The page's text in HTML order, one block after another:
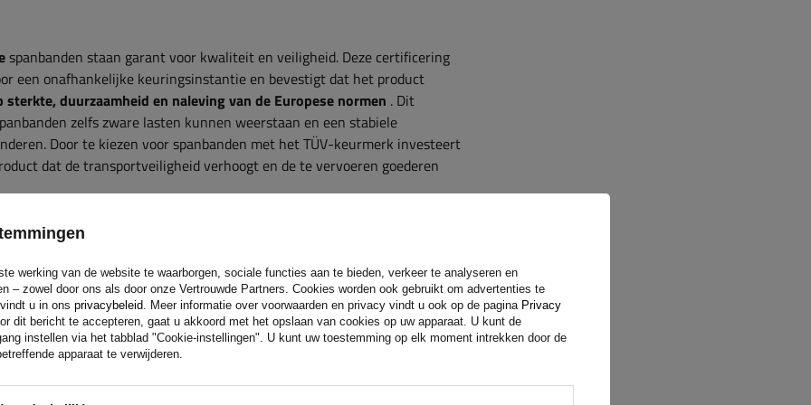
spanbanden staan ​​garant voor kwaliteit en veiligheid. Deze certificering
een onafhankelijke keuringsinstantie en bevestigt dat het product
sterkte, duurzaamheid en naleving van de Europese normen . Dit
zelfs zware lasten kunnen weerstaan ​​en een stabiele
Door te kiezen voor spanbanden met het TÜV-keurmerk investeert
dat de transportveiligheid verhoogt en de te vervoeren goederen
diezijn vervaardigd van duurzame, rekbestendige materialen
– zijn gemaakt van duurzaam, corrosiebestendig staal, wat zorgt
Elkeband is voorzien van een duidelijk label,
Voor gemak en veiligheid is de maximale werklast ook gegraveerd op
kunt controleren, zelfs als het label beschadigd is.
werking van de website te waarborgen, sociale functies aan te bieden, verkeer te analyseren en
– zowel door ons als door onze Vertrouwde Partners. Cookies worden ook gebruikt om advertenties te
u in ons privacybeleid. Meer informatie over voorwaarden en privacy vindt u ook op de pagina Privacy
dit bericht te accepteren, gaat u akkoord met het opslaan van cookies op uw apparaat. U kunt de
instellen via het tabblad "Cookie-instellingen". U kunt uw toestemming op elk moment intrekken door de
apparaat te verwijderen.